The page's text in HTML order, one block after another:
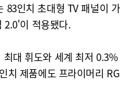
83인치 초대형 TV 패널이
2.0'이 적용됐다.
대 휘도와 세계 최저
치 제품에도 프라이머리